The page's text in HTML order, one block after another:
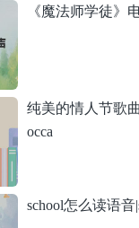
《魔法师学徒》
纯美的情人节歌
occa
school怎么读语音